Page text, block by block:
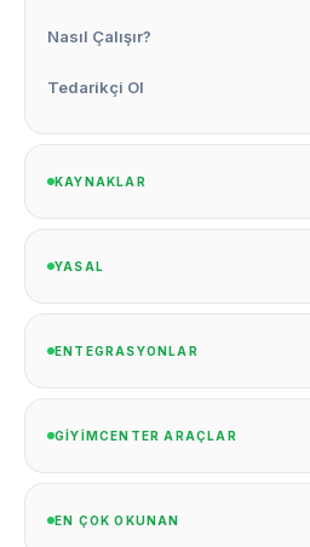
Nasıl Çalışır?
Tedarikçi Ol
KAYNAKLAR
YASAL
ENTEGRASYONLAR
GIYIMCENTER ARAÇLAR
EN ÇOK OKUNAN